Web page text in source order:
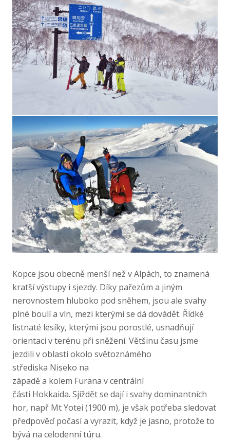
Kopce jsou obecně menší než v Alpách, to znamená
kratší výstupy i sjezdy. Díky pařezům a jiným
nerovnostem hluboko pod sněhem, jsou ale svahy
plné boulí a vln, mezi kterými se dá dovádět. Řídké
listnaté lesíky, kterými jsou porostlé, usnadňují
orientaci v terénu při sněžení. Většinu času jsme
jezdili v oblasti okolo světoznámého
střediska Niseko na
západě a kolem Furana v centrální
části Hokkaida. Sjíždět se dají i svahy dominantních
hor, např Mt Yotei (1900 m), je však potřeba sledovat
předpověď počasí a vyrazit, když je jasno, protože to
bývá na celodenní túru.